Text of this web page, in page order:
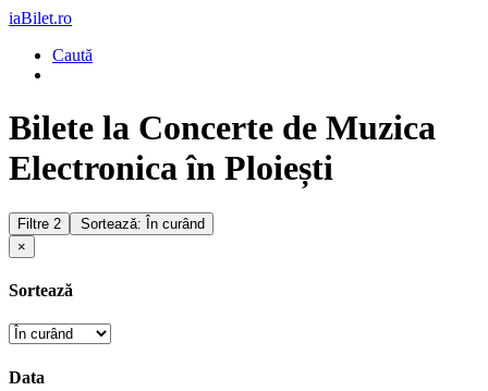
iaBilet.ro
Caută
Bilete la Concerte de Muzica
Electronica în Ploiești
Filtre 2
Sortează: În curând
×
Sortează
Data